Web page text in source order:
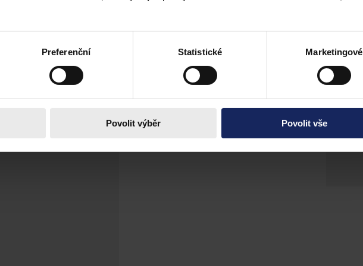
Preferenční Statistické Marketingové
Povolit výběr Povolit vše
část
odpovídá jejich požadavku ochrany práv a oprávněných zájmů. Soudy v duchu
této ochrany aktivně domáhají. Ta nebude ve sporu nikomu vnucována. Soud v
vyjádřit se ke všemu, co v řízení vyšlo najevo (tj. ke všem skutečnostem, stejně